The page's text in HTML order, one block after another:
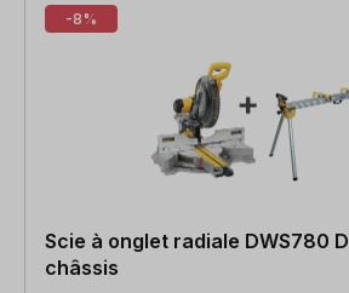
-8%
Scie à onglet radiale DWS780
châssis